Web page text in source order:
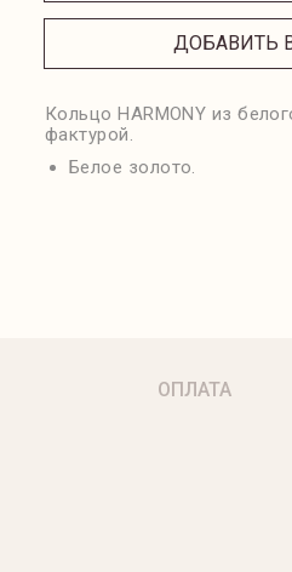
ДОБАВИТЬ
Кольцо HARMONY из
фактурой.
Белое золото.
ОПЛАТА